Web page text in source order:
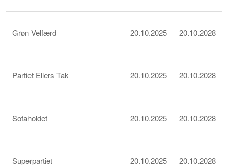
Grøn Velfærd 20.10.2025 20.10.2028
Partiet Ellers Tak 20.10.2025 20.10.2028
Sofaholdet 20.10.2025 20.10.2028
Superpartiet 20.10.2025 20.10.2028